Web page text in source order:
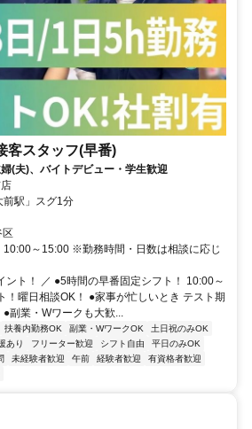
客スタッフ(早番)
(夫)、バイトデビュー・学生歓迎
前駅」スグ1分
区
10:00～15:00 ※勤務時間・日数は相談に応じ
ント！ ／ ●5時間の早番固定シフト！ 10:00～
！曜日相談OK！ ●家事が忙しいとき テスト期
副業・Wワークも大歓...
扶養内勤務OK 副業・WワークOK
土日祝のみOK
あり フリーター歓迎 シフト自由
平日のみOK
未経験者歓迎 午前 経験者歓迎
有資格者歓迎